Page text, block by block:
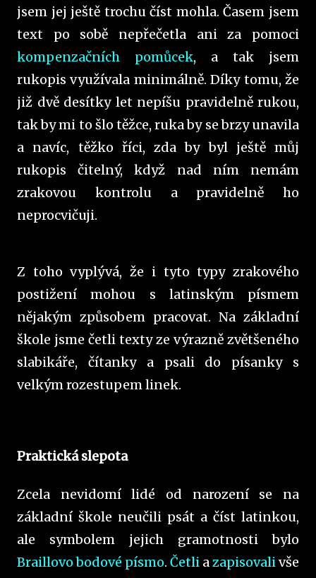
jsem jej ještě trochu číst mohla. Časem jsem
text po sobě nepřečetla ani za pomoci
kompenzačních pomůcek, a tak jsem
rukopis využívala minimálně. Díky tomu, že
již dvě desítky let nepíšu pravidelně rukou,
tak by mi to šlo těžce, ruka by se brzy unavila
a navíc, těžko říci, zda by byl ještě můj
rukopis čitelný, když nad ním nemám
zrakovou kontrolu a pravidelně ho
neprocvičuji.
Z toho vyplývá, že i tyto typy zrakového
postižení mohou s latinským písmem
nějakým způsobem pracovat. Na základní
škole jsme četli texty ze výrazně zvětšeného
slabikáře, čítanky a psali do písanky s
velkým rozestupem linek.
Praktická slepota
Zcela nevidomí lidé od narození se na
základní škole neučili psát a číst latinkou,
ale symbolem jejich gramotnosti bylo
Braillovo bodové písmo. Četli a zapisovali vše